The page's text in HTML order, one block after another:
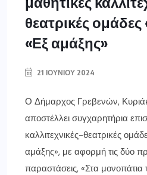
θεατρικές
«Εξ αμάξης»
21 ΙΟΥΝΊΟΥ 2024
Ο Δήμαρχος Γρεβενών,
αποστέλλει συγχαρητήρια
καλλιτεχνικές-θεατρικές
αμάξης», με αφορμή τις δύο
παραστάσεις, «Στα μονοπάτια